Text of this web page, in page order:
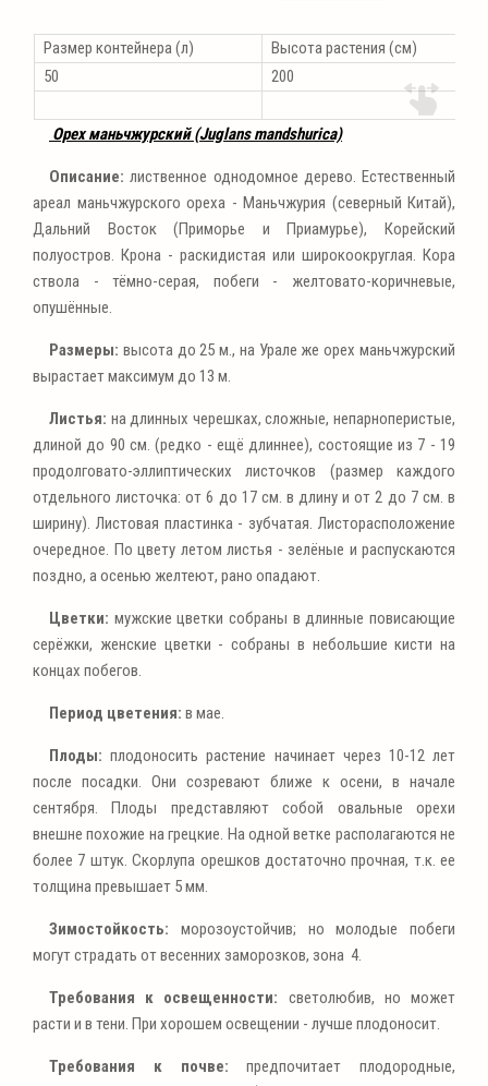
Размер контейнера (л) Высота растения (см)
50
200
Орех маньчжурский (Juglans mandshurica)
Описание: лиственное однодомное дерево. Естественный
ареал маньчжурского ореха - Маньчжурия (северный Китай),
Дальний Восток (Приморье и Приамурье), Корейский
полуостров. Крона - раскидистая или широкоокруглая. Кора
ствола - тёмно-серая, побеги - желтовато-коричневые,
опушённые.
Размеры: высота до 25 м., на Урале же орех маньчжурский
вырастает максимум до 13 м.
Листья: на длинных черешках, сложные, непарноперистые,
длиной до 90 см. (редко - ещё длиннее), состоящие из 7 - 19
продолговато-эллиптических листочков (размер каждого
отдельного листочка: от 6 до 17 см. в длину и от 2 до 7 см. в
ширину). Листовая пластинка - зубчатая. Листорасположение
очередное. По цвету летом листья - зелёные и распускаются
поздно, а осенью желтеют, рано опадают.
Цветки: мужские цветки собраны в длинные повисающие
серёжки, женские цветки - собраны в небольшие кисти на
концах побегов.
Период цветения: в мае.
Плоды: плодоносить растение начинает через 10-12 лет
после посадки. Они созревают ближе к осени, в начале
сентября. Плоды представляют собой овальные орехи
внешне похожие на грецкие. На одной ветке располагаются не
более 7 штук. Скорлупа орешков достаточно прочная, т.к. ее
толщина превышает 5 мм.
Зимостойкость: морозоустойчив; но молодые побеги
могут страдать от весенних заморозков, зона 4.
Требования к освещенности: светолюбив, но может
расти и в тени. При хорошем освещении - лучше плодоносит.
Требования к почве: предпочитает плодородные,